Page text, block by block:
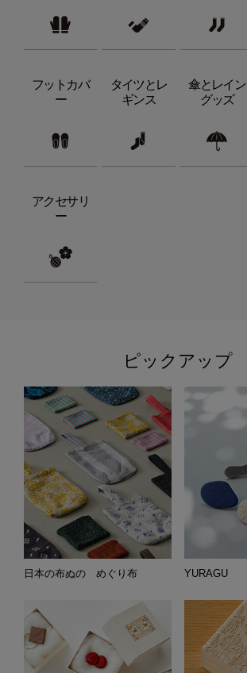
フットカバ
ー
タイツとレ
ギンス
傘とレイン
グッズ
アクセサリ
ー
ピックアップ
日本の布ぬの めぐり布 YURAGU